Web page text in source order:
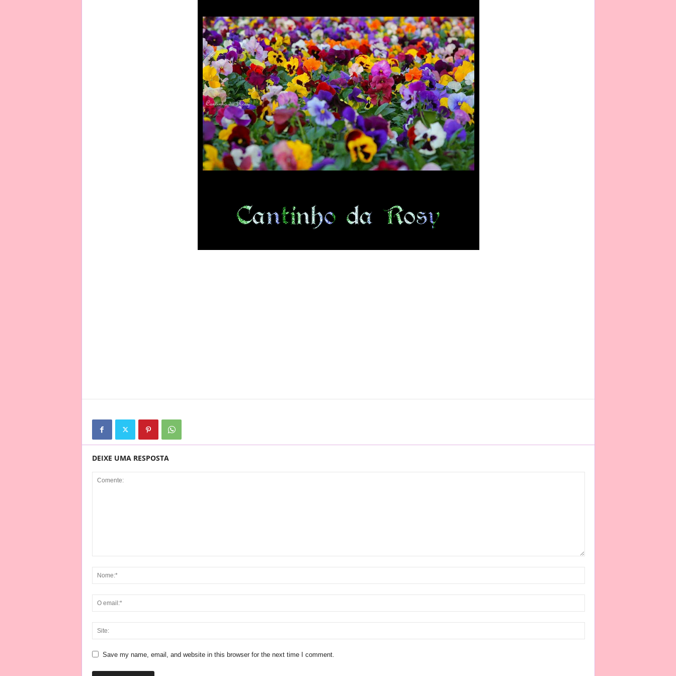
DEIXE UMA RESPOSTA
Save my name, email, and website in this browser for the next time I comment.